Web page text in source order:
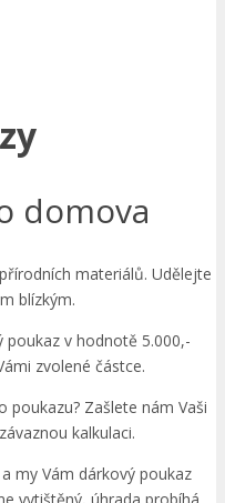
domova
materiálů. Udělejte
blízkým.
v hodnotě 5.000,-
zvolené částce.
Zašlete nám Vaši
kalkulaci.
my Vám dárkový poukaz